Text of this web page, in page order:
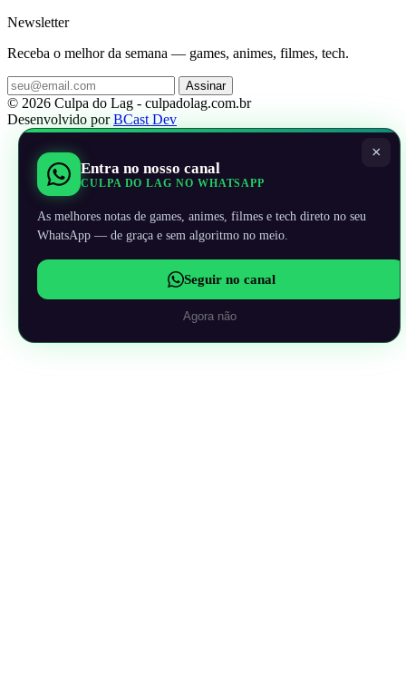
Newsletter
Receba o melhor da semana — games, animes, filmes, tech.
Assinar
© 2026 Culpa do Lag - culpadolag.com.br
Desenvolvido porBCast Dev
×
Entra no nosso canal
CULPA DO LAG NO WHATSAPP
As melhores notas de games, animes, filmes e tech direto no seu
WhatsApp — de graça e sem algoritmo no meio.
Seguir no canal
Agora não